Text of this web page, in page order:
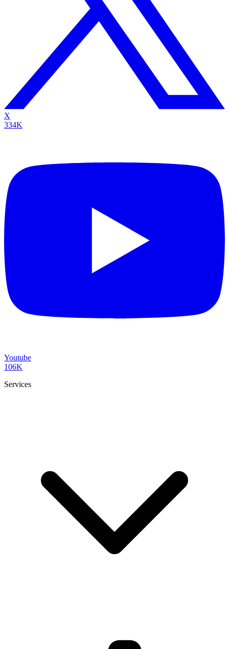
X
334K
Youtube
106K
Services